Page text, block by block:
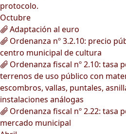
protocolo.
Octubre
Adaptación al euro
Ordenanza nº 3.2.10: precio
centro municipal de cultura
Ordenanza fiscal nº 2.10: tasa
terrenos de uso público con
escombros, vallas, puntales,
instalaciones análogas
Ordenanza fiscal nº 2.22: tasa
mercado municipal